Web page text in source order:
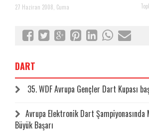
27 Haziran 2008, Cuma
DART
35. WDF Avrupa Gençler Dart Kupası
Avrupa Elektronik Dart Şampiyonasında
Büyük Başarı